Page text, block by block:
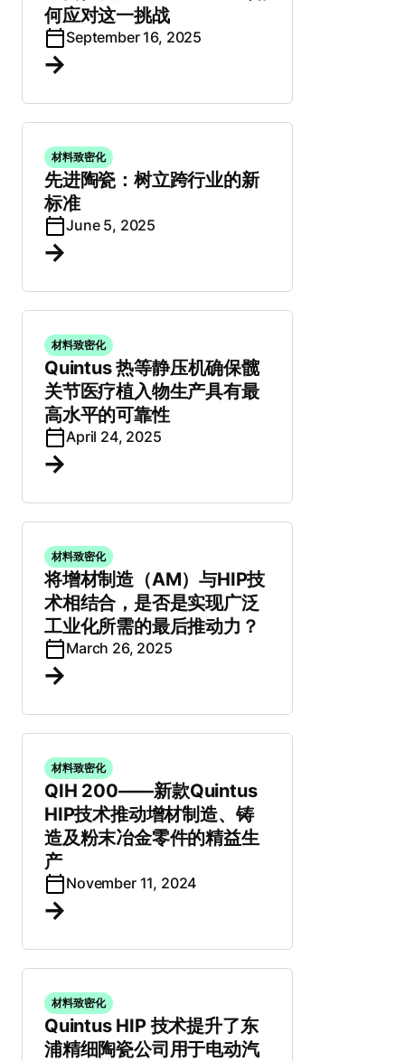
何应对这一挑战
September 16, 2025
材料致密化
先进陶瓷：树立跨行业的新
标准
June 5, 2025
材料致密化
Quintus 热等静压机确保髋
关节医疗植入物生产具有最
高水平的可靠性
April 24, 2025
材料致密化
将增材制造（AM）与HIP技
术相结合，是否是实现广泛
工业化所需的最后推动力？
March 26, 2025
材料致密化
QIH 200——新款Quintus
HIP技术推动增材制造、铸
造及粉末冶金零件的精益生
产
November 11, 2024
材料致密化
Quintus HIP 技术提升了东
浦精细陶瓷公司用于电动汽